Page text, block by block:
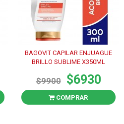
BAGOVIT CAPILAR ENJUAGUE
BRILLO SUBLIME X350ML
$9900 $6930
COMPRAR